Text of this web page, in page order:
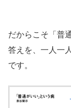
だからこそ「普
答えを、一人一
です。